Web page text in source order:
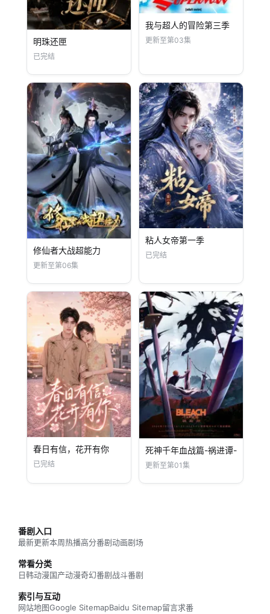
明珠还匣
已完结
我与超人的冒险第三季
更新至第03集
修仙者大战超能力
更新至第06集
粘人女帝第一季
已完结
春日有信，花开有你
已完结
死神千年血战篇-祸进谭-
更新至第01集
番剧入口
最新更新本周热播高分番剧动画剧场
常看分类
日韩动漫国产动漫奇幻番剧战斗番剧
索引与互动
网站地图Google SitemapBaidu Sitemap留言求番